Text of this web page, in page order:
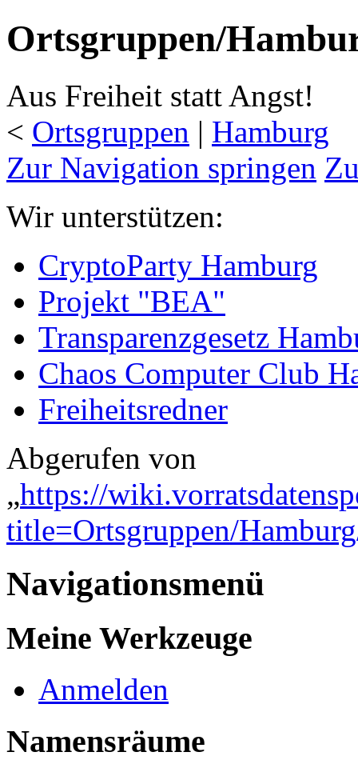
Ortsgruppen/
Aus Freiheit statt Angst!
< Ortsgruppen ‎ | Hamburg
Zur Navigation springen
Wir unterstützen:
CryptoParty Hamburg
Projekt "BEA"
Transparenzgesetz
Chaos Computer Club
Freiheitsredner
Abgerufen von
„https://
title=Ortsgruppen/
Navigationsmenü
Meine Werkzeuge
Anmelden
Namensräume